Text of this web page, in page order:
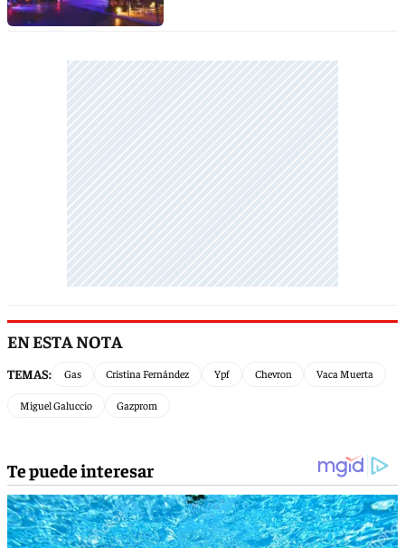
EN ESTA NOTA
TEMAS: Gas Cristina Fernández Ypf Chevron Vaca Muerta
Miguel Galuccio Gazprom